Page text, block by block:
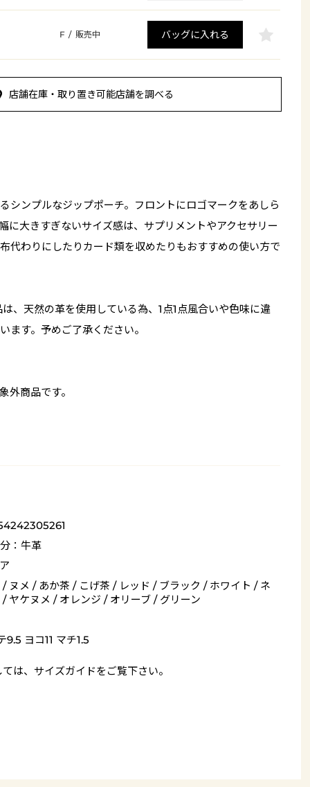
F / 販売中 バッグに入れる
店舗在庫・取り置き可能店舗を調べる
シンプルなジップポーチ。フロントにロゴマークをあしら
に大きすぎないサイズ感は、サプリメントやアクセサリー
代わりにしたりカード類を収めたりもおすすめの使い方で
、天然の革を使用している為、1点1点風合いや色味に違
ます。予めご了承ください。
外商品です。
：牛革
/ ヌメ / あか茶 / こげ茶 / レッド / ブラック / ホワイト / ネ
ヤケヌメ / オレンジ / オリーブ / グリーン
9.5 ヨコ11 マチ1.5
は、 サイズガイドをご覧下さい。